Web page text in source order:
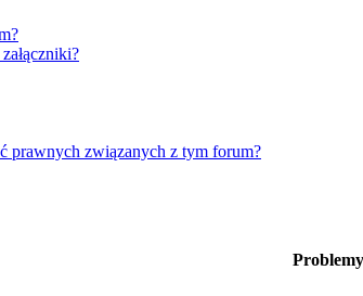
prawnych związanych z tym forum?